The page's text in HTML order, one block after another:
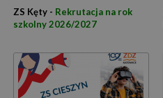
ZS Kęty - Rekrutacja na rok
szkolny 2026/2027